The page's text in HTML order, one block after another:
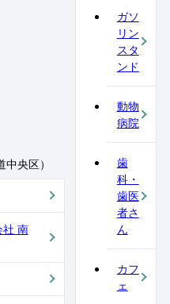
央区）
社 南
ガソ
リン
スタ
ンド
動物
病院
歯
科・
歯医
者さ
ん
カフ
ェ